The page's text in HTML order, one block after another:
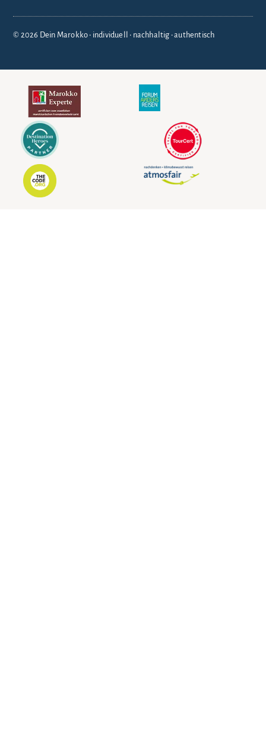
© 2026 Dein Marokko • individuell • nachhaltig • authentisch